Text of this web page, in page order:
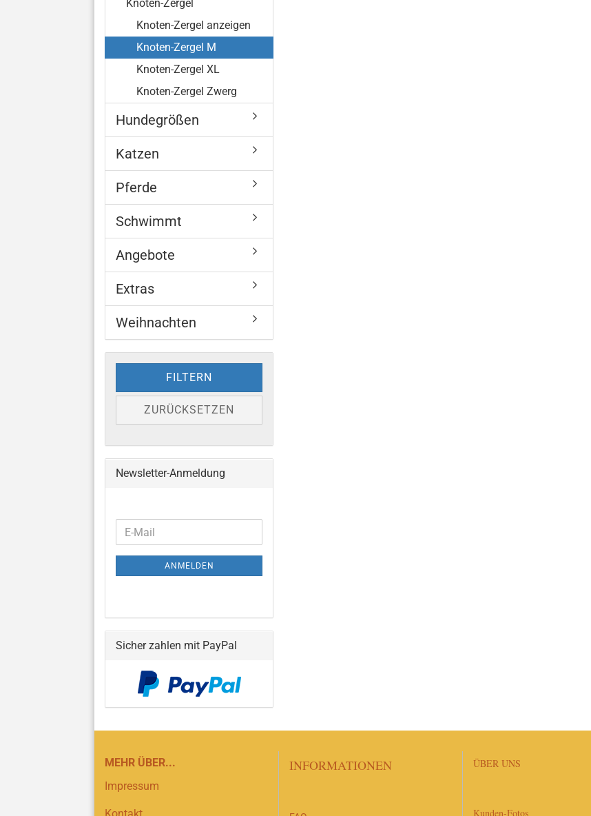
Knoten-Zergel
Knoten-Zergel anzeigen
Knoten-Zergel M
Knoten-Zergel XL
Knoten-Zergel Zwerg
Hundegrößen
Katzen
Pferde
Schwimmt
Angebote
Extras
Weihnachten
FILTERN
ZURÜCKSETZEN
Newsletter-Anmeldung
WEITER
ZUR
NEWSLETTER-
ANMELDUNG
E-
Mail
ANMELDEN
Sicher zahlen mit PayPal
MEHR ÜBER...
Impressum
INFORMATIONEN ÜBER UNS
Kunden-Fotos